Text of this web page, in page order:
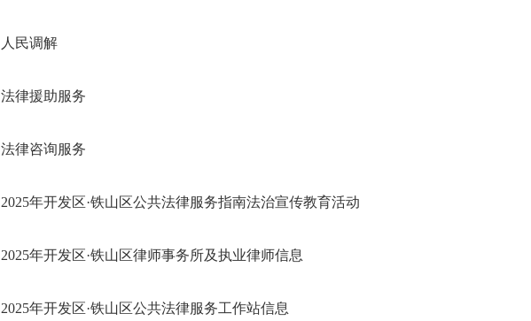
人民调解
法律援助服务
法律咨询服务
2025年开发区·铁山区公共法律服务指南法治宣传教育活动
2025年开发区·铁山区律师事务所及执业律师信息
2025年开发区·铁山区公共法律服务工作站信息